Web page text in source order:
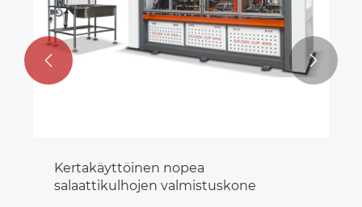
Kertakäyttöinen nopea
salaattikulhojen valmistuskone
 